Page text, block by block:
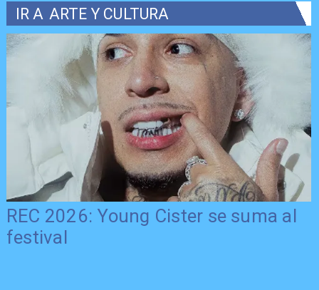
IR A ARTE Y CULTURA
REC 2026: Young Cister se suma al
festival